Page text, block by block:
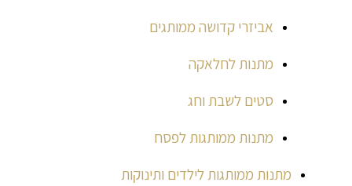
אביזרי קדושה ממותגים
מתנות לחלאקה
סטים לשבת וחג
מתנות ממותגות לפסח
מתנות ממותגות לילדים ותינוקות